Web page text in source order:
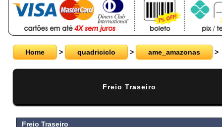
Home > quadriciclo > ame_amazonas >
Freio Traseiro
Freio Traseiro